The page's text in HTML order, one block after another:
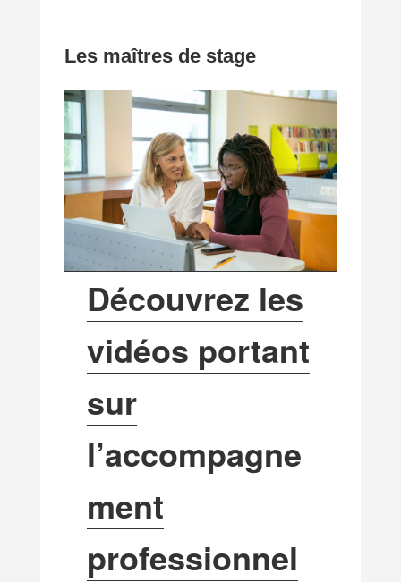
Les maîtres de stage
Découvrez les
vidéos portant
sur
l’accompagne
ment
professionnel